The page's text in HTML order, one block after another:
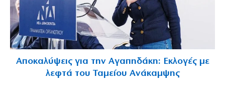
Αποκαλύψεις για την Αγαπηδάκη: Εκλογές με
λεφτά του Ταμείου Ανάκαμψης